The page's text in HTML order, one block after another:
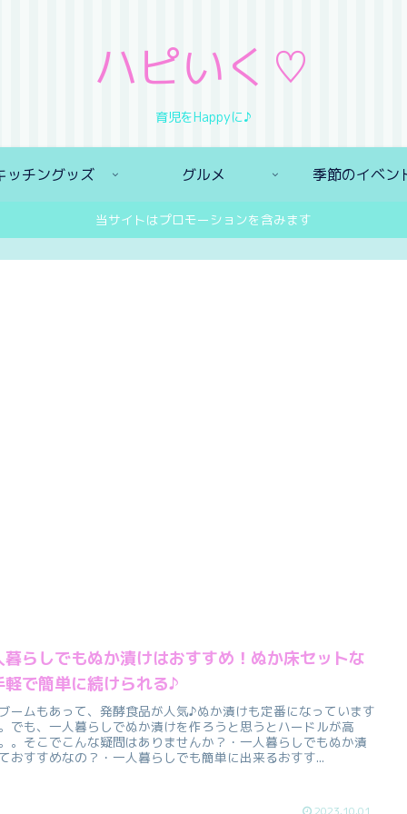
ハピいく♡
育児をHappyに♪
ッチングッズ グルメ 季節のイベン
当サイトはプロモーションを含みます
暮らしでもぬか漬けはおすすめ！ぬか床セットな
軽で簡単に続けられる♪
ームもあって、発酵食品が人気♪ぬか漬けも定番になっています
でも、一人暮らしでぬか漬けを作ろうと思うとハードルが高
。そこでこんな疑問はありませんか？・一人暮らしでもぬか漬
おすすめなの？・一人暮らしでも簡単に出来るおすす...
2023.10.01